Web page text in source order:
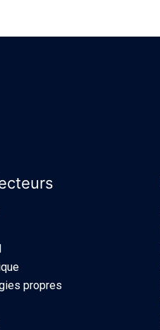
propres